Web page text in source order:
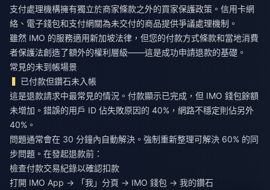
支付處理機構擁有獨立於商家條款之外的買家保護政策。信用卡網
絡、電子錢包和支付網關為未交付的商品提供爭議處理機制。
雖然 IMO 的服務適用新加坡法律，但您的付款方式條款和當地消費
者保護法創造了額外的權利層級——這是成功申請退款的基礎。
常見的未到帳場景
已付款但鑽石未入帳
這是退款請求中最常見的情況。付款顯示已完成，但 IMO 錢包餘額
未增加。錯誤的用戶 ID 佔失敗原因的 40%，網路不穩定則佔另外
40%。
問題通常會在 30 分鐘內自動解決。強制重新整理可解決 60% 的同
步問題。在發起退款前：
檢查付款交易紀錄以確認扣款
打開 IMO App → 「我」分頁 → IMO 錢包 → 我的鑽石